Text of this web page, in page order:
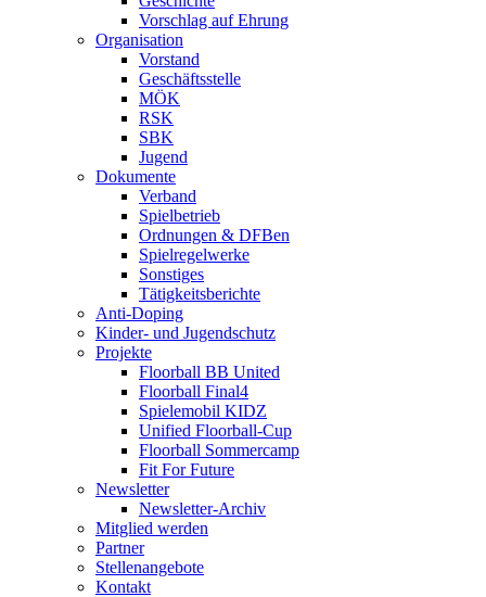
Vorschlag auf Ehrung
Organisation
Vorstand
Geschäftsstelle
MÖK
RSK
SBK
Jugend
Dokumente
Verband
Spielbetrieb
Ordnungen & DFBen
Spielregelwerke
Sonstiges
Tätigkeitsberichte
Anti-Doping
Kinder- und Jugendschutz
Projekte
Floorball BB United
Floorball Final4
Spielemobil KIDZ
Unified Floorball-Cup
Floorball Sommercamp
Fit For Future
Newsletter
Newsletter-Archiv
Mitglied werden
Partner
Stellenangebote
Kontakt